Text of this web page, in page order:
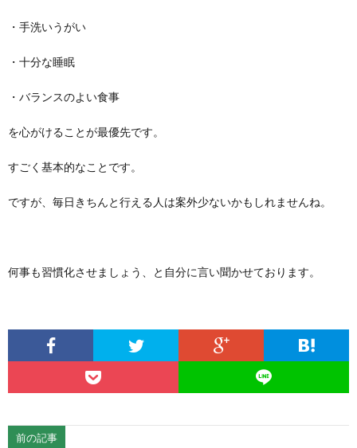
・手洗いうがい
・十分な睡眠
・バランスのよい食事
を心がけることが最優先です。
すごく基本的なことです。
ですが、毎日きちんと行える人は案外少ないかもしれませんね。
何事も習慣化させましょう、と自分に言い聞かせております。
前の記事